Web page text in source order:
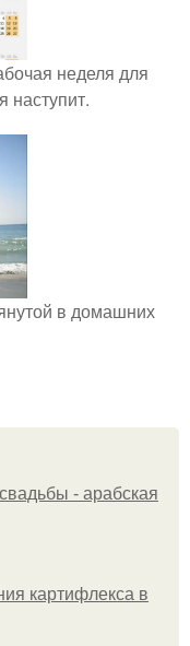
неделя для
наступит.
в домашних
- арабская
картифлекса в